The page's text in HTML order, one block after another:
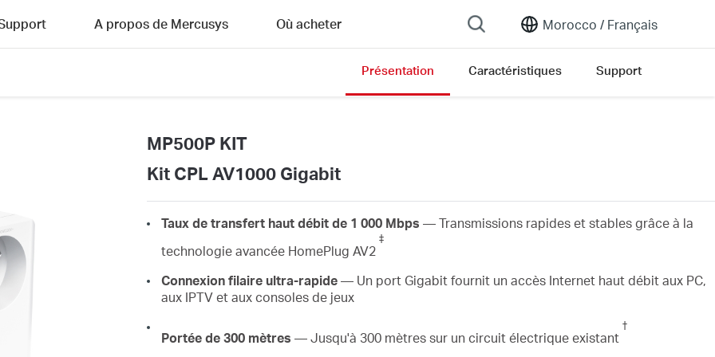
Morocco / Français
A propos de Mercusys Où acheter
Présentation Caractéristiques Support
MP500P KIT
Kit CPL AV1000 Gigabit
Taux de transfert haut débit de 1 000 Mbps — Transmissions rapides et stables grâce à la
technologie avancée HomePlug AV2
‡
Connexion filaire ultra-rapide— Un port Gigabit fournit un accès Internet haut débit aux PC,
aux IPTV et aux consoles de jeux
Portée de 300 mètres — Jusqu'à 300 mètres sur un circuit électrique existant
†